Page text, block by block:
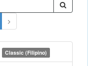
Classic (Filipino)